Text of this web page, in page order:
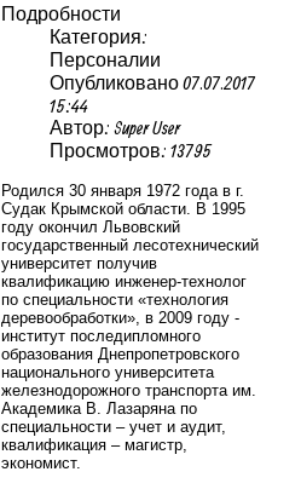
Подробности
Категория:
Персоналии
Опубликовано 07.07.2017
15:44
Автор: Super User
Просмотров: 13795
Родился 30 января 1972 года в г.
Судак Крымской области. В 1995
году окончил Львовский
государственный лесотехнический
университет получив
квалификацию инженер-технолог
по специальности «технология
деревообработки», в 2009 году -
институт последипломного
образования Днепропетровского
национального университета
железнодорожного транспорта им.
Академика В. Лазаряна по
специальности – учет и аудит,
квалификация – магистр,
экономист.